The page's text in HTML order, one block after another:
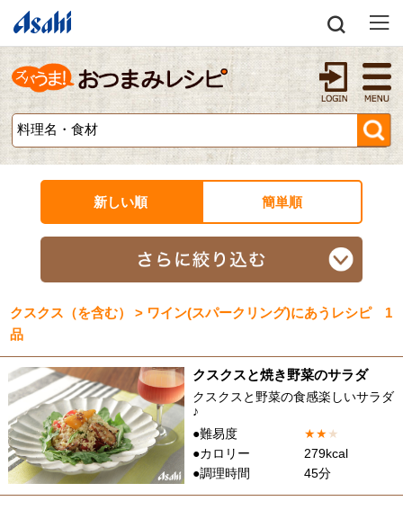
新しい順 簡単順
クスクス（を含む） > ワイン(スパークリング)にあうレシピ 1
品
クスクスと焼き野菜のサラダ
クスクスと野菜の食感楽しいサラダ
♪
●難易度
★★★
●カロリー
279kcal
●調理時間
45分